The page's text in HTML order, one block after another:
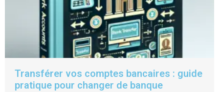
Transférer vos comptes bancaires : guide
pratique pour changer de banque